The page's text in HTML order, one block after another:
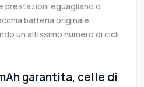
prestazioni eguagliano o
batteria originale
un altissimo numero di cicli
garantita, celle di